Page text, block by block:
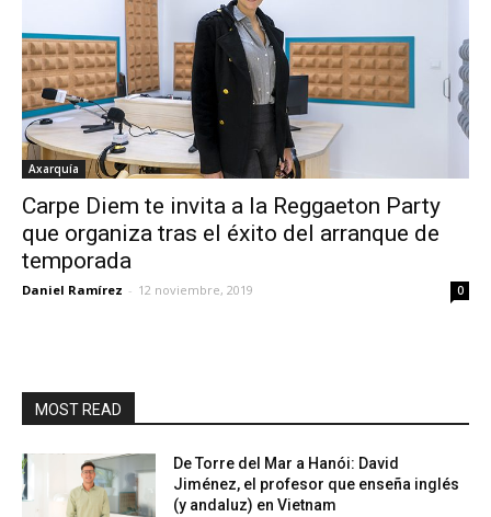
Axarquía
Carpe Diem te invita a la Reggaeton Party
que organiza tras el éxito del arranque de
temporada
Daniel Ramírez - 12 noviembre, 2019 0
MOST READ
De Torre del Mar a Hanói: David
Jiménez, el profesor que enseña inglés
(y andaluz) en Vietnam